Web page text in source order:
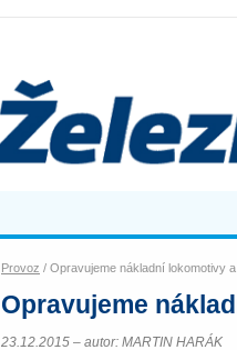
Provoz / Opravujeme nákladní lokomotivy
Opravujeme
23.12.2015 – autor: MARTIN HARÁK